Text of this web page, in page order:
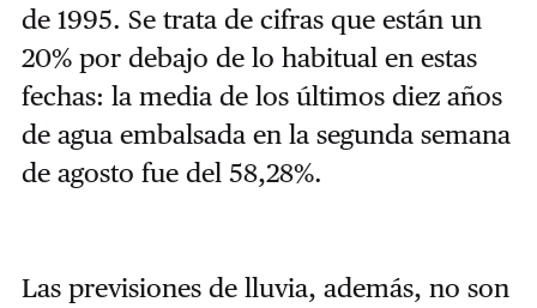
de 1995. Se trata de cifras que están un
20% por debajo de lo habitual en estas
fechas: la media de los últimos diez años
de agua embalsada en la segunda semana
de agosto fue del 58,28%.
Las previsiones de lluvia, además, no son